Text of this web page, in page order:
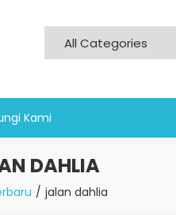
Kami
DAHLIA
jalan dahlia